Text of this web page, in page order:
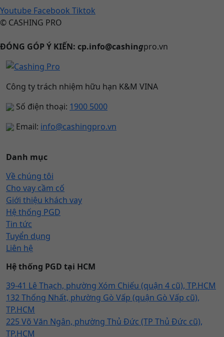
Youtube Facebook Tiktok
© CASHING PRO
ĐÓNG GÓP Ý KIẾN: cp.info@cashingpro.vn
Công ty trách nhiệm hữu hạn K&M VINA
Số điện thoại: 1900 5000
Email: info@cashingpro.vn
Danh mục
Về chúng tôi
Cho vay cầm cố
Giới thiệu khách vay
Hệ thống PGD
Tin tức
Tuyển dụng
Liên hệ
Hệ thống PGD tại HCM
39-41 Lê Thạch, phường Xóm Chiếu (quận 4 cũ), TP.HCM
132 Thống Nhất, phường Gò Vấp (quận Gò Vấp cũ),
TP.HCM
225 Võ Văn Ngân, phường Thủ Đức (TP Thủ Đức cũ),
TP.HCM